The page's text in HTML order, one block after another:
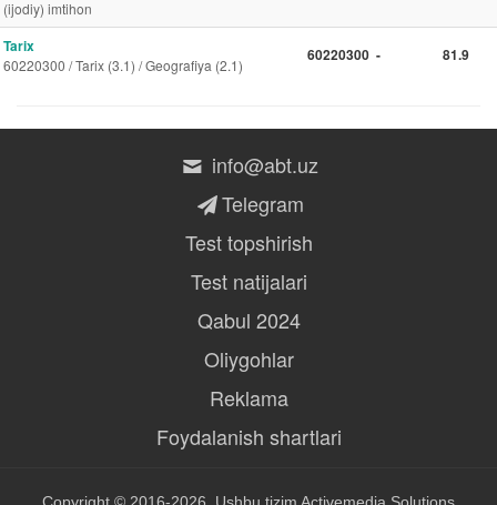
(ijodiy) imtihon
Tarix
60220300 / Tarix (3.1) / Geografiya (2.1)
60220300 - 81.9
info@abt.uz
Telegram
Test topshirish
Test natijalari
Qabul 2024
Oliygohlar
Reklama
Foydalanish shartlari